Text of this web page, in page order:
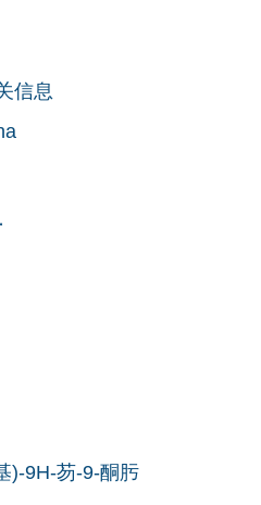
信息
)-9H-芴-9-酮肟